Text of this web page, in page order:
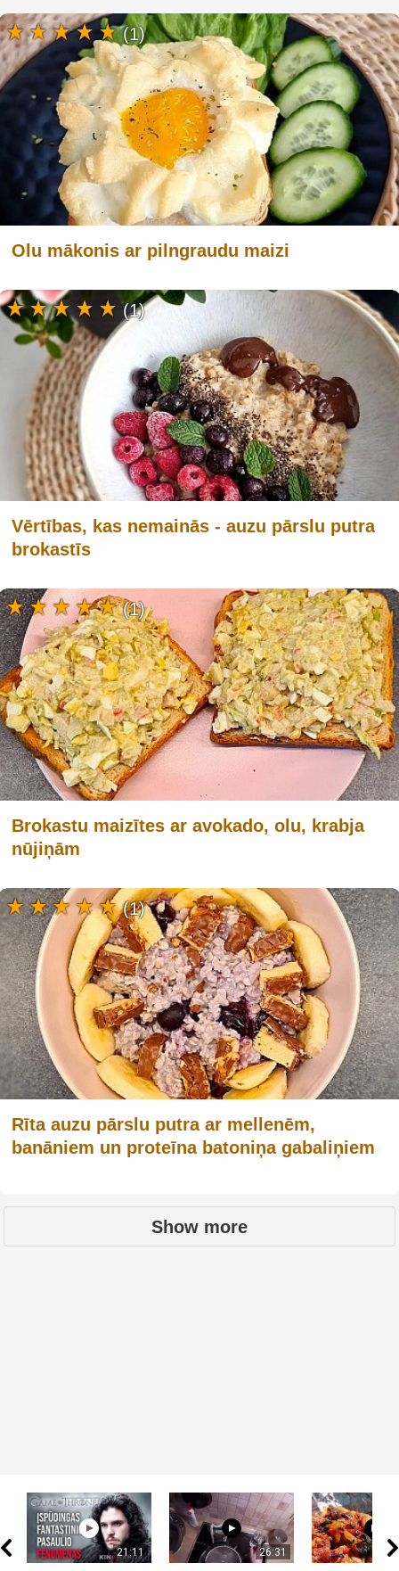
Olu mākonis ar pilngraudu maizi
(1)
Vērtības, kas nemainās - auzu pārslu putra
brokastīs
(1)
Brokastu maizītes ar avokado, olu, krabja
nūjiņām
(1)
Rīta auzu pārslu putra ar mellenēm,
banāniem un proteīna batoniņa gabaliņiem
(1)
Show more
21:11 26:31